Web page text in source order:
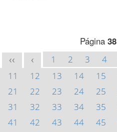
Página 38
<< < 1 2 3 4
11
12 13 14 15
21
22 23 24 25
31
32 33 34 35
41
42 43 44 45